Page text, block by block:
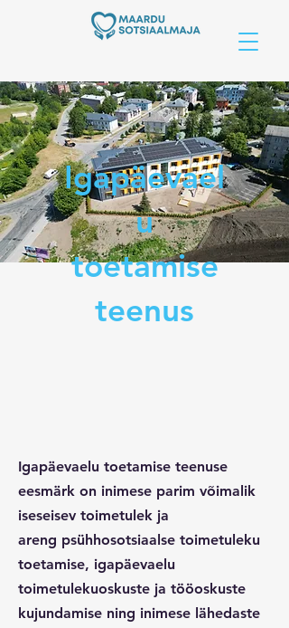
Igapäevael
u
toetamise
teenus
Igapäevaelu toetamise teenuse
eesmärk on inimese parim võimalik
iseseisev toimetulek ja
areng psühhosotsiaalse toimetuleku
toetamise, igapäevaelu
toimetulekuoskuste ja tööoskuste
kujundamise ning inimese lähedaste